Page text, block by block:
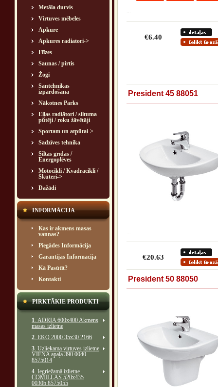
Metāla durvis
Virtuves mēbeles
Apkure
Apkures radiatori->
Flīzes
Saunas / pirtis
Žogi
Santehnikas
izpārdošana
Nākotnes Parks
Eļļas radiātori / siltuma
pūtēji / roku žāvētāji
Sportam un atpūtai->
Sadzīves tehnika
Siltās grīdas /
Energoplēves
Motocikli / Kvadracikli /
Skūteri->
Dažādi
INFORMĀCIJA
Kas ir akmens masas
vannas?
Piegādes Informācija
Garantijas Informācija
Kā Pasūtīt?
Kontakti
PIRKTĀKIE PRODUKTI
1. ADRIA 600x400 Akmens
masas izlietne
2. EKO 2000 35x30 2166
3. Uzliekama virtuves izlietne
VIENA apaļa 390 0040
8575014
4. Iegriežamā izlietne
COMILLAS 520x435
0030b 8575055
€6.40
President 45 88051
€20.63
President 50 88050